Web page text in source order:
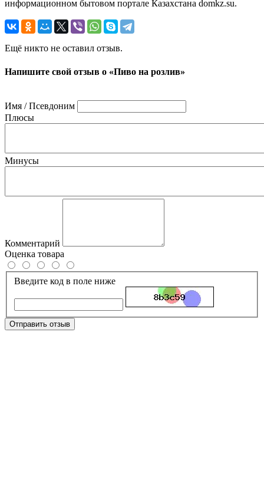
информационном бытовом портале Казахстана domkz.su.
Ещё никто не оставил отзыв.
Напишите свой отзыв о «Пиво на розлив»
Имя / Псевдоним
Плюсы
Минусы
Комментарий
Оценка товара
Введите код в поле ниже
Отправить отзыв